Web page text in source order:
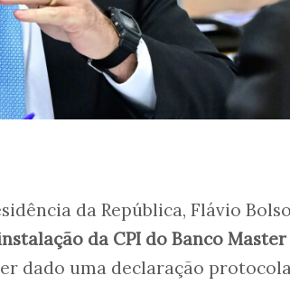
da República, Flávio
da CPI do Banco Master
dado uma declaração